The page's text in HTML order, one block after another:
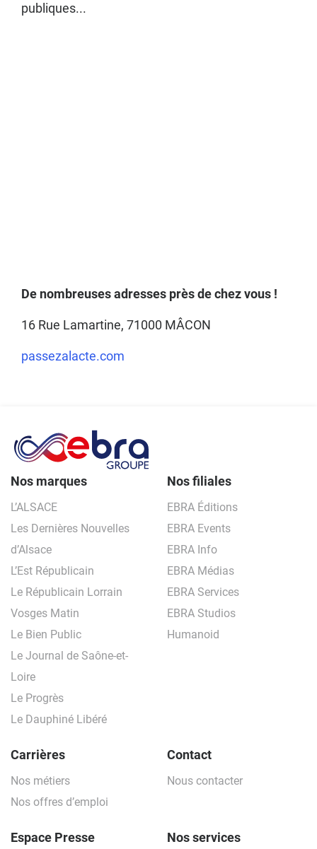
publiques...
De nombreuses adresses près de chez vous !
16 Rue Lamartine, 71000 MÂCON
passezalacte.com
Nos marques
L’ALSACE
Les Dernières Nouvelles
d’Alsace
L’Est Républicain
Le Républicain Lorrain
Vosges Matin
Le Bien Public
Le Journal de Saône-et-
Loire
Le Progrès
Le Dauphiné Libéré
Nos filiales
EBRA Éditions
EBRA Events
EBRA Info
EBRA Médias
EBRA Services
EBRA Studios
Humanoid
Carrières
Nos métiers
Nos offres d’emploi
Espace Presse
Contact
Nous contacter
Nos services